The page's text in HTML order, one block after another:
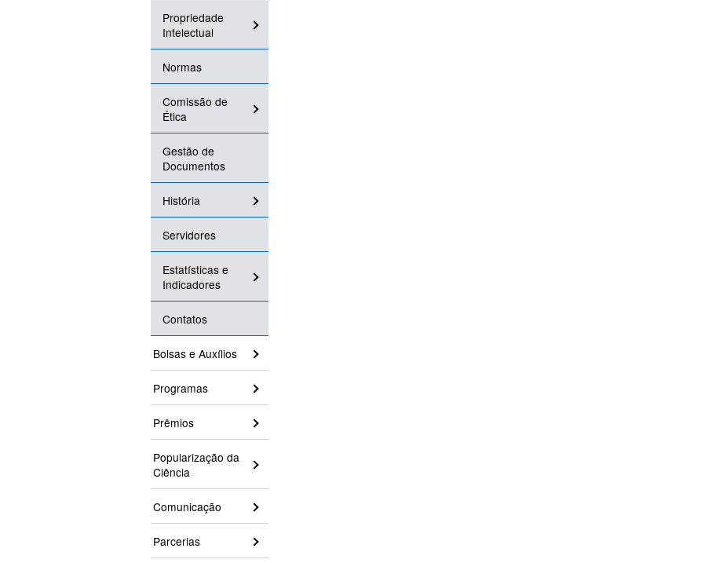
Propriedade
Intelectual
Normas
Comissão de
Ética
Gestão de
Documentos
História
Servidores
Estatísticas e
Indicadores
Contatos
Bolsas e Auxílios
Programas
Prêmios
Popularização da
Ciência
Comunicação
Parcerias